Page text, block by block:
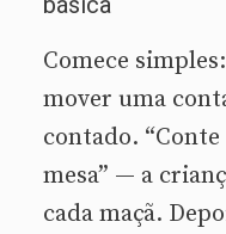
Comece
mover uma
contado.
mesa” — a
cada maçã.